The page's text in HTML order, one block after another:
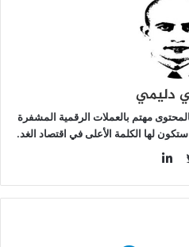
دليمي
مهتم بالعملات الرقمية المشفرة
ستكون لها الكلمة الأعلى في اقتصاد الغد.